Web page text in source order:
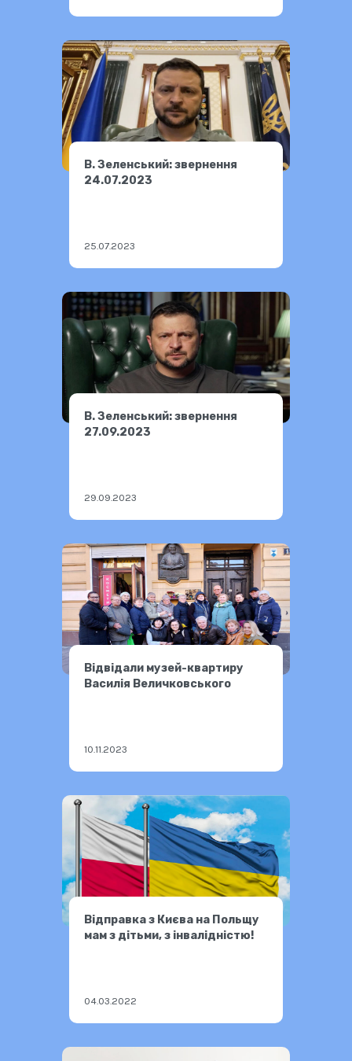
В. Зеленський: звернення
24.07.2023
25.07.2023
В. Зеленський: звернення
27.09.2023
29.09.2023
Відвідали музей-квартиру
Василія Величковського
10.11.2023
Відправка з Києва на Польщу
мам з дітьми, з інвалідністю!
04.03.2022